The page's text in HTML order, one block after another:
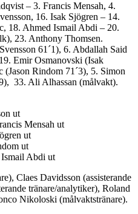
– 3. Francis Mensah, 4.
16. Isak Sjögren – 14.
18. Ahmed Ismail Abdi – 20.
23. Anthony Thomsen.
61´1), 6. Abdallah Said
Emir Osmanovski (Isak
Rindom 71´3), 5. Simon
33. Ali Alhassan (målvakt).
ut
Mensah ut
ut
ut
Abdi ut
Claes Davidsson (assisterande
tränare/analytiker), Roland
Nikoloski (målvaktstränare).